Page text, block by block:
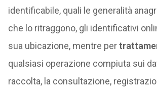
identificabile, quali le generalità
che lo ritraggono, gli identificativi
sua ubicazione, mentre per
qualsiasi operazione compiuta sui
raccolta, la consultazione,